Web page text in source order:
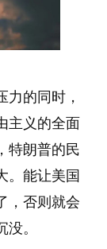
力的同时，
主义的全面
特朗普的民
。能让美国
，否则就会
。